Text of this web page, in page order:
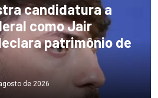
candidatura a
como Jair
patrimônio de
de 2026